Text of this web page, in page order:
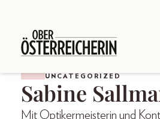
UNCATEGORIZED
Sabine
Mit Optikermeisterin und